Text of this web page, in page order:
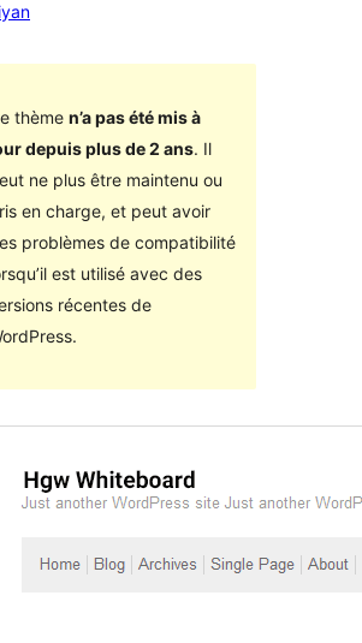
thème n’a pas été mis à
depuis plus de 2 ans. Il
ne plus être maintenu ou
en charge, et peut avoir
problèmes de compatibilité
est utilisé avec des
récentes de